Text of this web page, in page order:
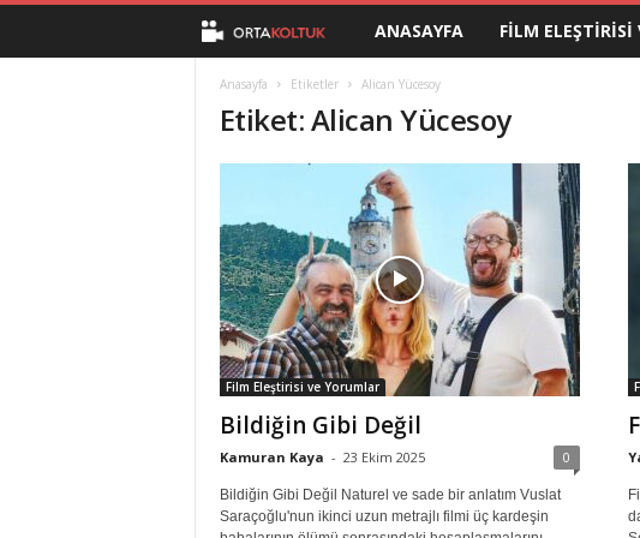
t
K
o
l
t
u
k
ANASAYFA FILM ELEŞTIRISI
Anasayfa Etiketler Alican Yücesoy
Etiket: Alican Yücesoy
Film Eleştirisi ve Yorumlar
Bildiğin Gibi Değil
Kamuran Kaya - 23 Ekim 2025 0
Bildiğin Gibi Değil Naturel ve sade bir anlatım Vuslat
Saraçoğlu'nun ikinci uzun metrajlı filmi üç kardeşin